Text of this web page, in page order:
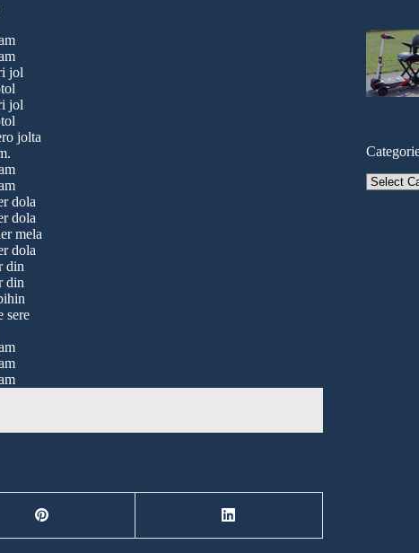
jol
jol
jolta
dola
dola
mela
dola
din
din
sere